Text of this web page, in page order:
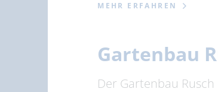
MEHR ERFAHREN
Gartenbau
Der Gartenbau